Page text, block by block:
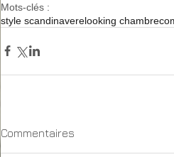
Mots-clés :
style scandinaverelooking chambre
Commentaires